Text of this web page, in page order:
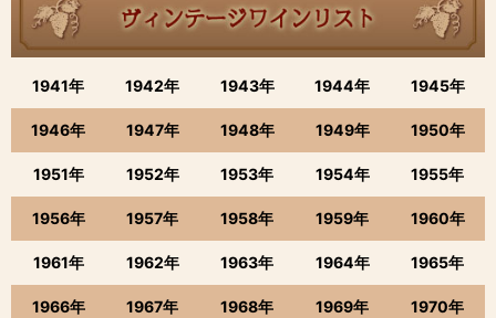
1941年 1942年 1943年 1944年 1945年
1946年 1947年 1948年 1949年 1950年
1951年 1952年 1953年 1954年 1955年
1956年 1957年 1958年 1959年 1960年
1961年 1962年 1963年 1964年 1965年
1966年 1967年 1968年 1969年 1970年